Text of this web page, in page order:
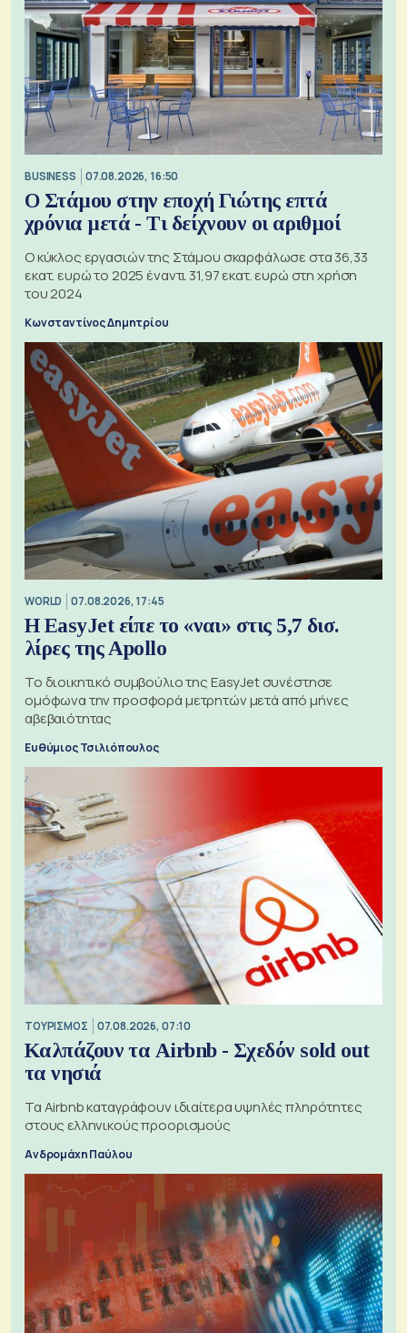
BUSINESS 07.08.2026, 16:50
Ο Στάμου στην εποχή Γιώτης επτά
χρόνια μετά - Τι δείχνουν οι αριθμοί
Ο κύκλος εργασιών της Στάμου σκαρφάλωσε στα 36,33
εκατ. ευρώ το 2025 έναντι 31,97 εκατ. ευρώ στη χρήση
του 2024
Κωνσταντίνος Δημητρίου
WORLD 07.08.2026, 17:45
Η EasyJet είπε το «ναι» στις 5,7 δισ.
λίρες της Apollo
Το διοικητικό συμβούλιο της EasyJet συνέστησε
ομόφωνα την προσφορά μετρητών μετά από μήνες
αβεβαιότητας
Ευθύμιος Τσιλιόπουλος
ΤΟΥΡΙΣΜΟΣ 07.08.2026, 07:10
Καλπάζουν τα Airbnb - Σχεδόν sold out
τα νησιά
Τα Airbnb καταγράφουν ιδιαίτερα υψηλές πληρότητες
στους ελληνικούς προορισμούς
Ανδρομάχη Παύλου